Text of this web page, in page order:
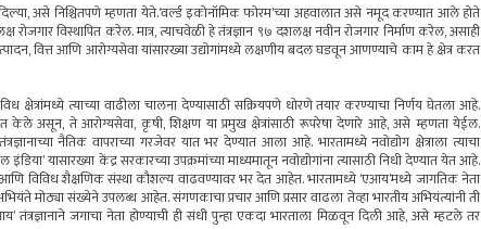
असे निश्चितपणे म्हणता येते.‘वर्ल्ड इकोनॉमिक फोरम’च्या अहवालात असे नमूद करण्यात आले होते
विस्थापित करेल. मात्र, त्याचवेळी हे तंत्रज्ञान ९७ दशलक्ष नवीन रोजगार निर्माण करेल, असाही
वित्त आणि आरोग्यसेवा यांसारख्या उद्योगांमध्ये लक्षणीय बदल घडवून आणण्याचे काम हे क्षेत्र करत
क्षेत्रांमध्ये त्याच्या वाढीला चालना देण्यासाठी सक्रियपणे धोरणे तयार करण्याचा निर्णय घेतला आहे.
केले असून, ते आरोग्यसेवा, कृषी, शिक्षण या प्रमुख क्षेत्रांसाठी रूपरेषा देणारे आहे, असे म्हणता येईल.
नैतिक वापराच्या गरजेवर यात भर देण्यात आला आहे. भारतामध्ये नवोद्योग क्षेत्राला त्याचा
यासारख्या केंद्र सरकारच्या उपक्रमांच्या माध्यमातून नवोद्योगांना त्यासाठी निधी देण्यात येत आहे.
विविध शैक्षणिक संस्था कौशल्य वाढवण्यावर भर देत आहेत. भारतामध्ये ‘एआय’मध्ये जागतिक नेता
मोठ्या संख्येने उपलब्ध आहेत. संगणकाचा प्रचार आणि प्रसार वाढला तेव्हा भारतीय अभियंत्यांनी ती
जगाचा नेता होण्याची ही संधी पुन्हा एकदा भारताला मिळवून दिली आहे, असे म्हटले तर